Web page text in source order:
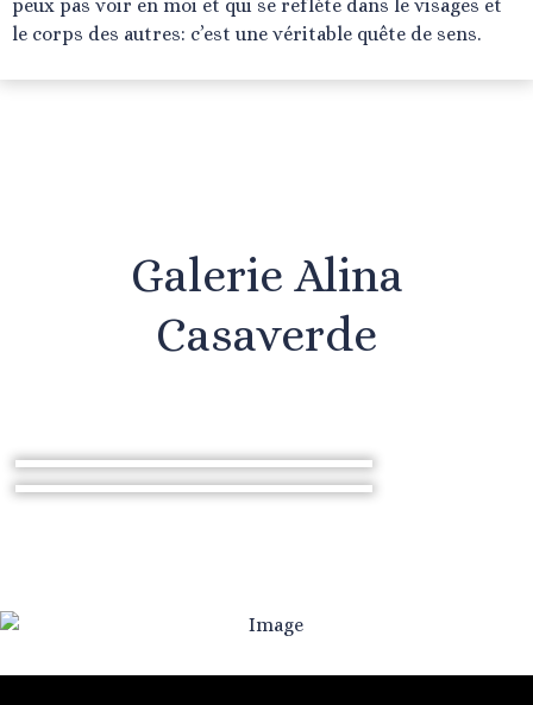
peux pas voir en moi et qui se reflète dans le visages et
le corps des autres: c’est une véritable quête de sens.
Galerie Alina
Casaverde